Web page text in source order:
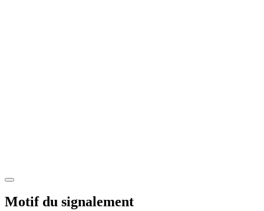
Motif du signalement